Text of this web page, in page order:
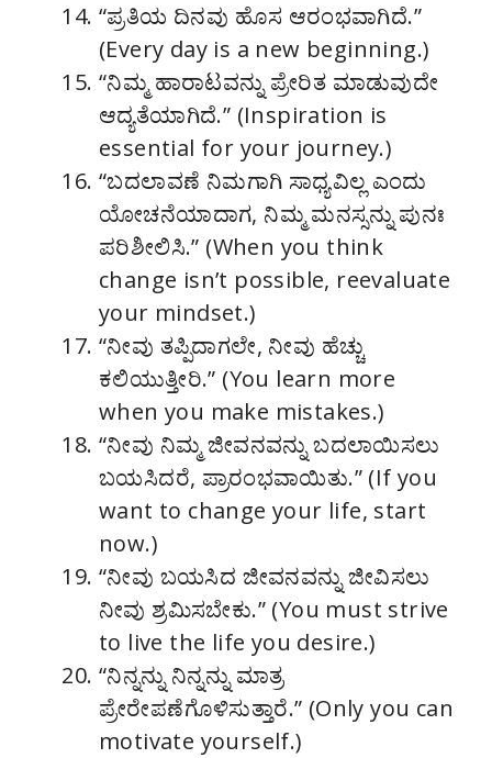
“ಪ್ರತಿಯ ದಿನವು ಹೊಸ ಆರಂಭವಾಗಿದೆ.”
(Every day is a new beginning.)
“ನಿಮ್ಮ ಹಾರಾಟವನ್ನು ಪ್ರೇರಿತ ಮಾಡುವುದೇ
ಆದ್ಯತೆಯಾಗಿದೆ.” (Inspiration is
essential for your journey.)
“ಬದಲಾವಣೆ ನಿಮಗಾಗಿ ಸಾಧ್ಯವಿಲ್ಲ ಎಂದು
ಯೋಚನೆಯಾದಾಗ, ನಿಮ್ಮ ಮನಸ್ಸನ್ನು ಪುನಃ
ಪರಿಶೀಲಿಸಿ.” (When you think
change isn’t possible, reevaluate
your mindset.)
“ನೀವು ತಪ್ಪಿದಾಗಲೇ, ನೀವು ಹೆಚ್ಚು
ಕಲಿಯುತ್ತೀರಿ.” (You learn more
when you make mistakes.)
“ನೀವು ನಿಮ್ಮ ಜೀವನವನ್ನು ಬದಲಾಯಿಸಲು
ಬಯಸಿದರೆ, ಪ್ರಾರಂಭವಾಯಿತು.” (If you
want to change your life, start
now.)
“ನೀವು ಬಯಸಿದ ಜೀವನವನ್ನು ಜೀವಿಸಲು
ನೀವು ಶ್ರಮಿಸಬೇಕು.” (You must strive
to live the life you desire.)
“ನಿನ್ನನ್ನು ನಿನ್ನನ್ನು ಮಾತ್ರ
ಪ್ರೇರೇಪಣೆಗೊಳಿಸುತ್ತಾರೆ.” (Only you can
motivate yourself.)